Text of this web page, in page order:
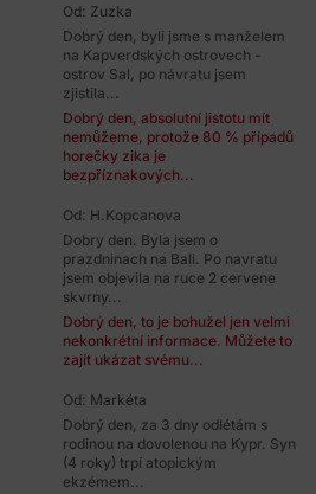
Od: Zuzka
Dobrý den, byli jsme s manželem
na Kapverdských ostrovech -
ostrov Sal, po návratu jsem
zjistila...
Dobrý den, absolutní jistotu mít
nemůžeme, protože 80 % případů
horečky zika je
bezpříznakových...
Od: H.Kopcanova
Dobry den. Byla jsem o
prazdninach na Bali. Po navratu
jsem objevila na ruce 2 cervene
skvrny...
Dobrý den, to je bohužel jen velmi
nekonkrétní informace. Můžete to
zajít ukázat svému...
Od: Markéta
Dobrý den, za 3 dny odlétám s
rodinou na dovolenou na Kypr. Syn
(4 roky) trpí atopickým
ekzémem...